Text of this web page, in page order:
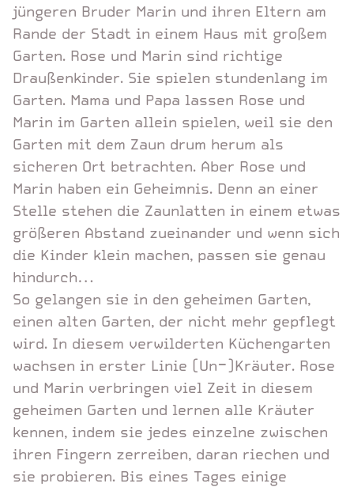
jüngeren Bruder Marin und ihren Eltern am
Rande der Stadt in einem Haus mit großem
Garten. Rose und Marin sind richtige
Draußenkinder. Sie spielen stundenlang im
Garten. Mama und Papa lassen Rose und
Marin im Garten allein spielen, weil sie den
Garten mit dem Zaun drum herum als
sicheren Ort betrachten. Aber Rose und
Marin haben ein Geheimnis. Denn an einer
Stelle stehen die Zaunlatten in einem etwas
größeren Abstand zueinander und wenn sich
die Kinder klein machen, passen sie genau
hindurch…
So gelangen sie in den geheimen Garten,
einen alten Garten, der nicht mehr gepflegt
wird. In diesem verwilderten Küchengarten
wachsen in erster Linie (Un-)Kräuter. Rose
und Marin verbringen viel Zeit in diesem
geheimen Garten und lernen alle Kräuter
kennen, indem sie jedes einzelne zwischen
ihren Fingern zerreiben, daran riechen und
sie probieren. Bis eines Tages einige